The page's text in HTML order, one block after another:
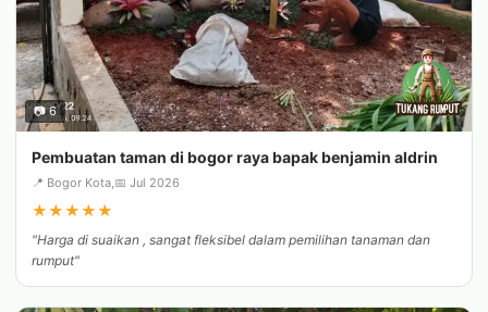
📷 6
Pembuatan taman di bogor raya bapak benjamin aldrin
📍 Bogor Kota,📅 Jul 2026
★★★★★
"Harga di suaikan , sangat fleksibel dalam pemilihan tanaman dan
rumput"